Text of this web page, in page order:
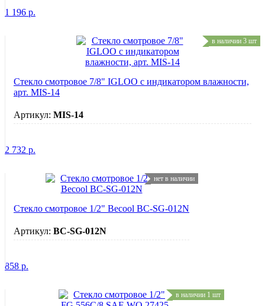
1 196 р.
в наличии 3 шт
Стекло смотровое 7/8" IGLOO с индикатором влажности,
арт. MIS-14
Артикул: MIS-14
2 732 р.
нет в наличии
Стекло смотровое 1/2" Becool BC-SG-012N
Артикул: BC-SG-012N
858 р.
в наличии 1 шт